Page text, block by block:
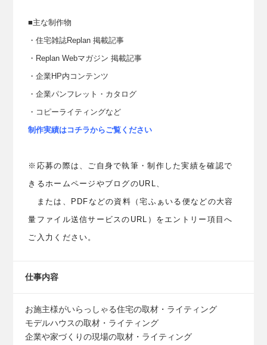
■主な制作物
・住宅雑誌Replan 掲載記事
・Replan Webマガジン 掲載記事
・企業HP内コンテンツ
・企業パンフレット・カタログ
・コピーライティングなど
制作実績はコチラからご覧ください
※応募の際は、ご自身で執筆・制作した実績を確認で
きるホームページやブログのURL、
または、PDFなどの資料（宅ふぁいる便などの大容
量ファイル送信サービスのURL）をエントリー項目へ
ご入力ください。
仕事内容
お施主様がいらっしゃる住宅の取材・ライティング
モデルハウスの取材・ライティング
企業や家づくりの現場の取材・ライティング